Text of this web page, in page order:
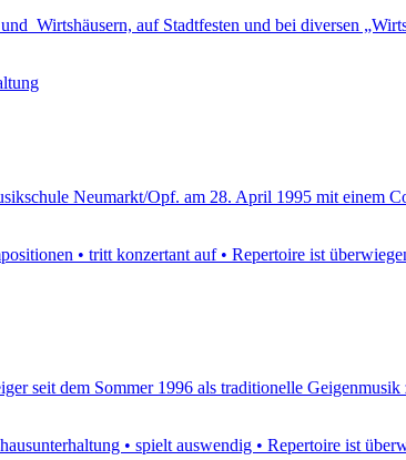
Wirtshäusern, auf Stadtfesten und bei diversen
Neumarkt/Opf. am 28. April 1995 mit einem
• tritt konzertant auf • Repertoire ist
seit dem Sommer 1996 als traditionelle Geigenmusik
• spielt auswendig • Repertoire ist